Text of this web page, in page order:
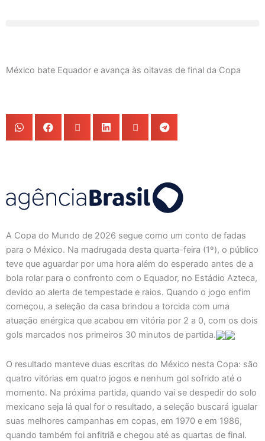
México bate Equador e avança às oitavas de final da Copa
A Copa do Mundo de 2026 segue como um conto de fadas
para o México. Na madrugada desta quarta-feira (1º), o público
teve que aguardar por uma hora além do esperado antes de a
bola rolar para o confronto com o Equador, no Estádio Azteca,
devido ao alerta de tempestade e raios. Quando o jogo enfim
começou, a seleção da casa brindou a torcida com uma
atuação enérgica que acabou em vitória por 2 a 0, com os dois
gols marcados nos primeiros 30 minutos de partida.
O resultado manteve duas escritas do México nesta Copa: são
quatro vitórias em quatro jogos e nenhum gol sofrido até o
momento. Na próxima partida, quando vai se despedir do solo
mexicano seja lá qual for o resultado, a seleção buscará igualar
suas melhores campanhas em copas, em 1970 e em 1986,
quando também foi anfitriã e chegou até as quartas de final.